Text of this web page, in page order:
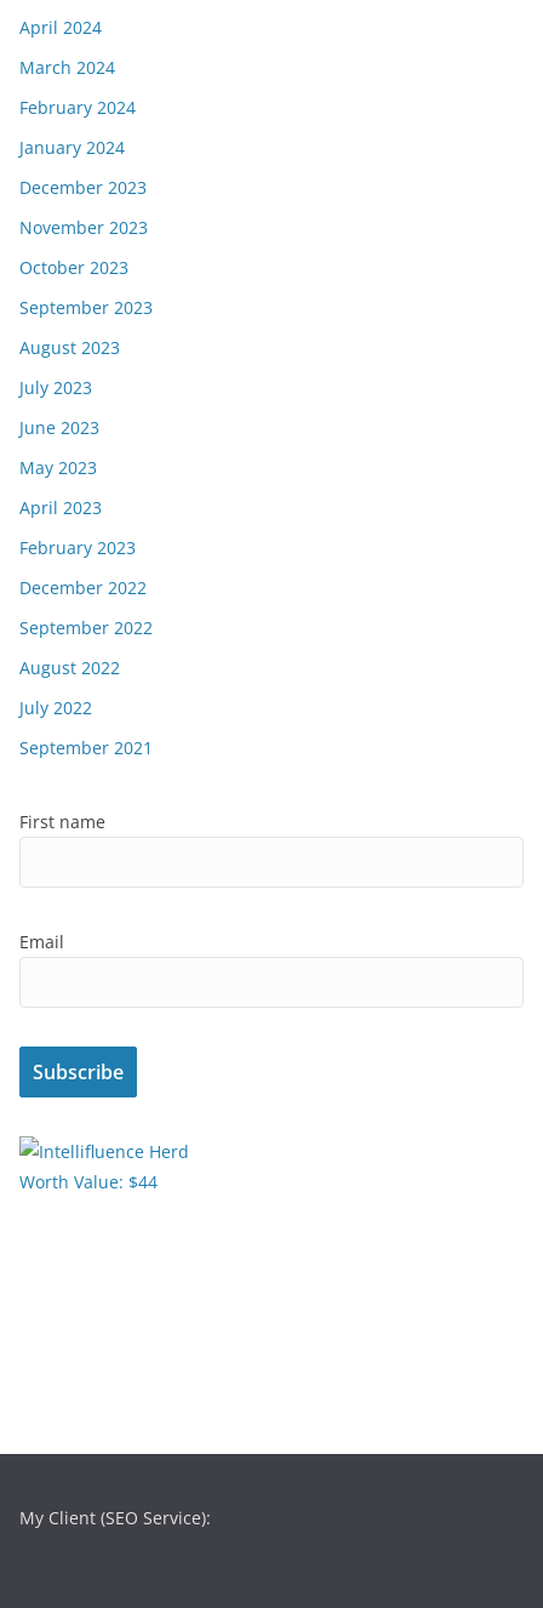
April 2024
March 2024
February 2024
January 2024
December 2023
November 2023
October 2023
September 2023
August 2023
July 2023
June 2023
May 2023
April 2023
February 2023
December 2022
September 2022
August 2022
July 2022
September 2021
First name
Email
My Client (SEO Service):